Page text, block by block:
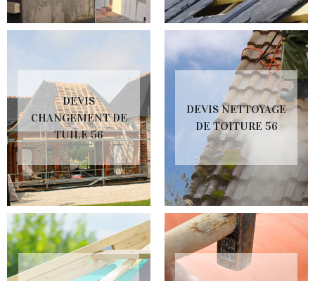
DEVIS
CHANGEMENT DE
TUILE 56
DEVIS NETTOYAGE
DE TOITURE 56